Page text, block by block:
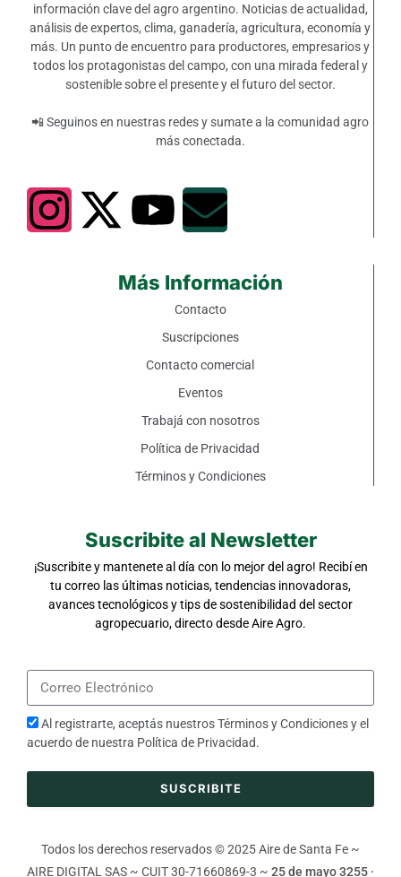
información clave del agro argentino. Noticias de actualidad,
análisis de expertos, clima, ganadería, agricultura, economía y
más. Un punto de encuentro para productores, empresarios y
todos los protagonistas del campo, con una mirada federal y
sostenible sobre el presente y el futuro del sector.
📲 Seguinos en nuestras redes y sumate a la comunidad agro
más conectada.
Más Información
Contacto
Suscripciones
Contacto comercial
Eventos
Trabajá con nosotros
Política de Privacidad
Términos y Condiciones
Suscribite al Newsletter
¡Suscribite y mantenete al día con lo mejor del agro! Recibí en
tu correo las últimas noticias, tendencias innovadoras,
avances tecnológicos y tips de sostenibilidad del sector
agropecuario, directo desde Aire Agro.
Al registrarte, aceptás nuestrosTérminos y Condicionesy el
acuerdo de nuestra Política de Privacidad.
SUSCRIBITE
Todos los derechos reservados © 2025 Aire de Santa Fe ~
AIRE DIGITAL SAS ~ CUIT 30-71660869-3 ~ 25 de mayo 3255 ·